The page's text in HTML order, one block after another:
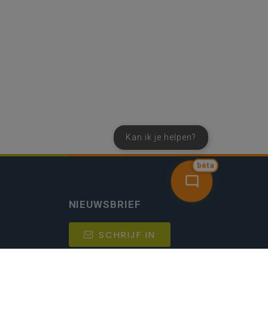
bèta
Kan ik je helpen?
NIEUWSBRIEF
SCHRIJF IN